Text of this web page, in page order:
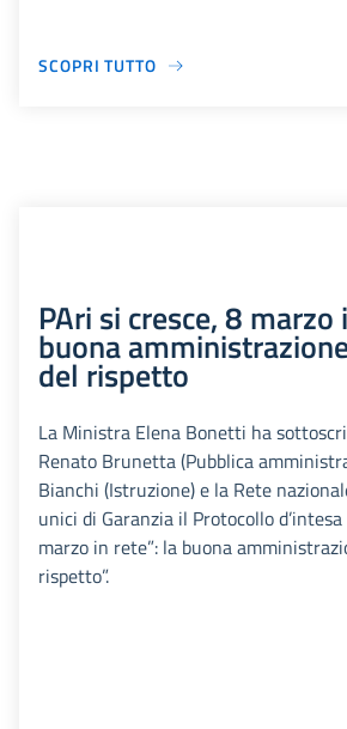
SCOPRI TUTTO
PAri si cresce, 8
buona
del rispetto
La Ministra Elena Bonetti ha
Renato Brunetta (Pubblica
Bianchi (Istruzione) e la Rete
unici di Garanzia il Protocollo
marzo in rete”: la buona
rispetto”.